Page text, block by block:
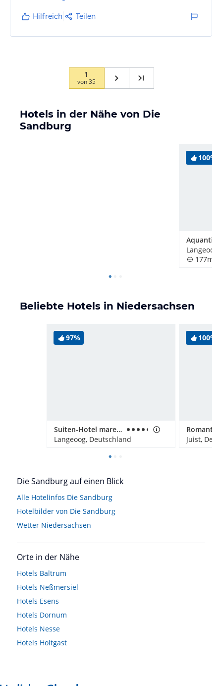
Hilfreich Teilen
1
von35
Hotels in der Nähe von Die
Sandburg
100%
Aquantis
177m
Beliebte Hotels in Niedersachsen
97%
Suiten-Hotel mare Suiten Langeoog
Langeoog, Deutschland
100%
Juist,
Die Sandburg auf einen Blick
Alle Hotelinfos Die Sandburg
Hotelbilder von Die Sandburg
Wetter Niedersachsen
Orte in der Nähe
Hotels Baltrum
Hotels Neßmersiel
Hotels Esens
Hotels Dornum
Hotels Nesse
Hotels Holtgast